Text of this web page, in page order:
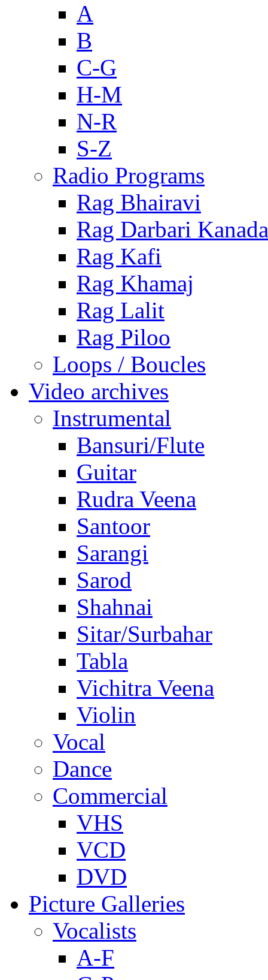
A
B
C-G
H-M
N-R
S-Z
Radio Programs
Rag Bhairavi
Rag Darbari Kanada
Rag Kafi
Rag Khamaj
Rag Lalit
Rag Piloo
Loops / Boucles
Video archives
Instrumental
Bansuri/Flute
Guitar
Rudra Veena
Santoor
Sarangi
Sarod
Shahnai
Sitar/Surbahar
Tabla
Vichitra Veena
Violin
Vocal
Dance
Commercial
VHS
VCD
DVD
Picture Galleries
Vocalists
A-F